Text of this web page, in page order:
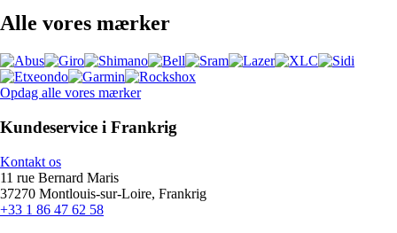
Alle vores mærker
Opdag alle vores mærker
Kundeservice i Frankrig
Kontakt os
11 rue Bernard Maris
37270 Montlouis-sur-Loire, Frankrig
+33 1 86 47 62 58